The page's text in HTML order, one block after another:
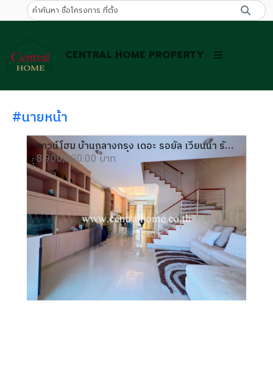
CENTRAL HOME PROPERTY
#นายหน้า
ทาวน์โฮม บ้านกลางกรุง เดอะ รอยัล เวียนนา รัชวิภา - รัชดาภิเษก 10
8,900,000.00 บาท